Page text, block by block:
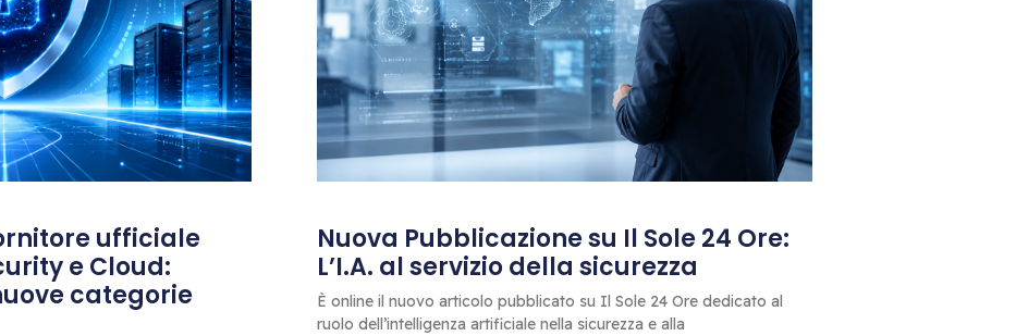
ufficiale
e Cloud:
categorie
Nuova Pubblicazione su Il Sole 24 Ore:
L’I.A. al servizio della sicurezza
È online il nuovo articolo pubblicato su Il Sole 24 Ore dedicato al
ruolo dell’intelligenza artificiale nella sicurezza e alla